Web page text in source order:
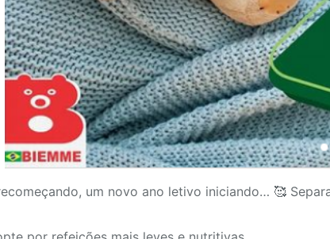
um novo ano letivo iniciando… 🥰